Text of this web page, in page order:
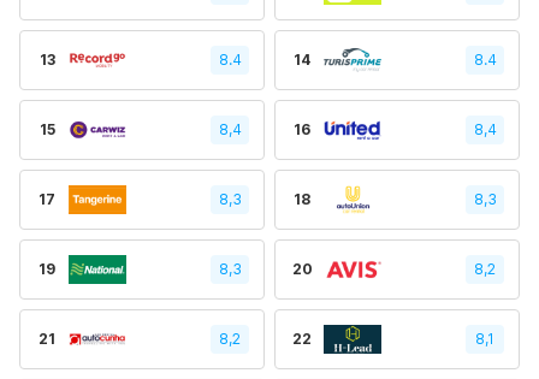
13 8.4 14 8.4
15 8,4 16 8,4
17 8,3 18 8,3
19 8,3 20 8,2
21 8,2 22 8,1